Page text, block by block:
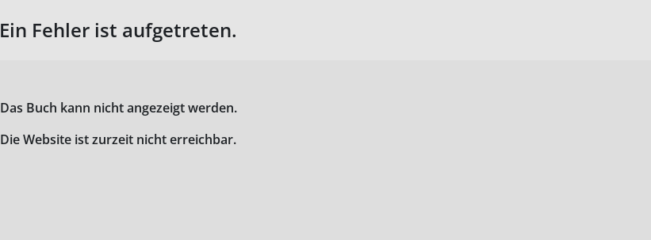
Ein Fehler ist aufgetreten.
Das Buch kann nicht angezeigt werden.
Die Website ist zurzeit nicht erreichbar.